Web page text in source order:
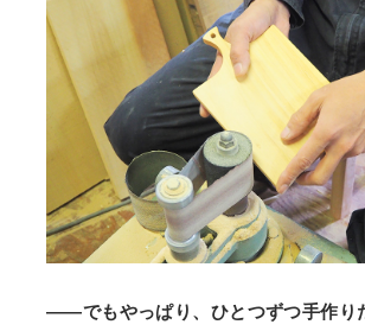
——でもやっぱり、ひとつずつ手作り